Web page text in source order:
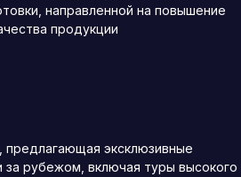
направленной на повышение
продукции
предлагающая эксклюзивные
за рубежом, включая туры высокого